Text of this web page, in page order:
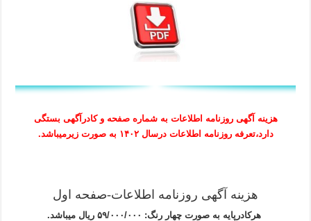
هزینه آگهی روزنامه اطلاعات به شماره صفحه و کادرآگهی بستگی
دارد،تعرفه روزنامه اطلاعات درسال ۱۴۰۲ به صورت زیرمیباشد.
هزینه آگهی روزنامه اطلاعات-صفحه اول
هرکادرپایه به صورت چهار رنگ: ۵۹/۰۰۰/۰۰۰ ریال میباشد.